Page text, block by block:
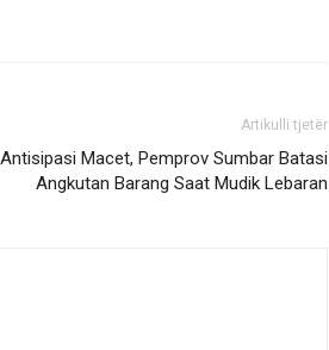
Artikulli tjetër
Antisipasi Macet, Pemprov Sumbar Batasi
Angkutan Barang Saat Mudik Lebaran